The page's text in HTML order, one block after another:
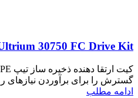
30750 FC Drive Kit
گسترش را برای برآوردن
ادامه مطلب